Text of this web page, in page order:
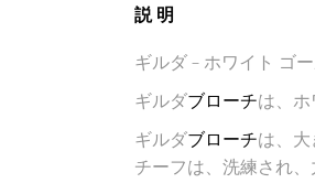
説明
ギルダ – ホワイト ゴ
ギルダブローチは、
ギルダブローチは、
チーフは、洗練され